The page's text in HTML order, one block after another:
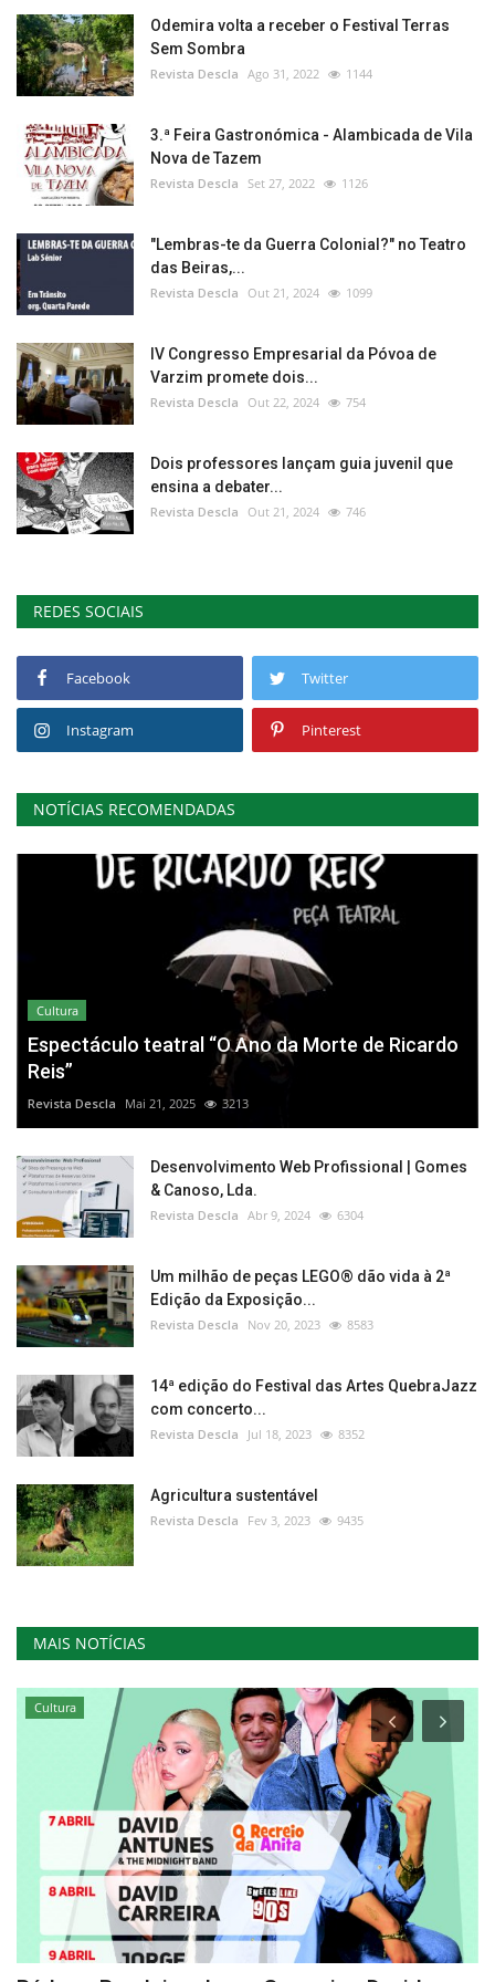
Odemira volta a receber o Festival Terras
Sem Sombra
Revista Descla Ago 31, 2022 1144
3.ª Feira Gastronómica - Alambicada de Vila
Nova de Tazem
Revista Descla Set 27, 2022 1126
"Lembras-te da Guerra Colonial?" no Teatro
das Beiras,...
Revista Descla Out 21, 2024 1099
IV Congresso Empresarial da Póvoa de
Varzim promete dois...
Revista Descla Out 22, 2024 754
Dois professores lançam guia juvenil que
ensina a debater...
Revista Descla Out 21, 2024 746
REDES SOCIAIS
Facebook Twitter
Instagram Pinterest
NOTÍCIAS RECOMENDADAS
Cultura
Espectáculo teatral “O Ano da Morte de Ricardo
Reis”
Revista Descla Mai 21, 2025 3213
Desenvolvimento Web Profissional | Gomes
& Canoso, Lda.
Revista Descla Abr 9, 2024 6304
Um milhão de peças LEGO® dão vida à 2ª
Edição da Exposição...
Revista Descla Nov 20, 2023 8583
14ª edição do Festival das Artes QuebraJazz
com concerto...
Revista Descla Jul 18, 2023 8352
Agricultura sustentável
Revista Descla Fev 3, 2023 9435
MAIS NOTÍCIAS
Cultura